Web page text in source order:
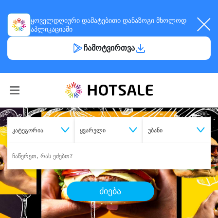
ყოველდღიური დამატებითი დანაზოგი მხოლოდ
აპლიკაციაში
ჩამოტვირთვა
კატეგორია ყვარელი უბანი
ძიება
შეიძინესასურველი მომსახურება